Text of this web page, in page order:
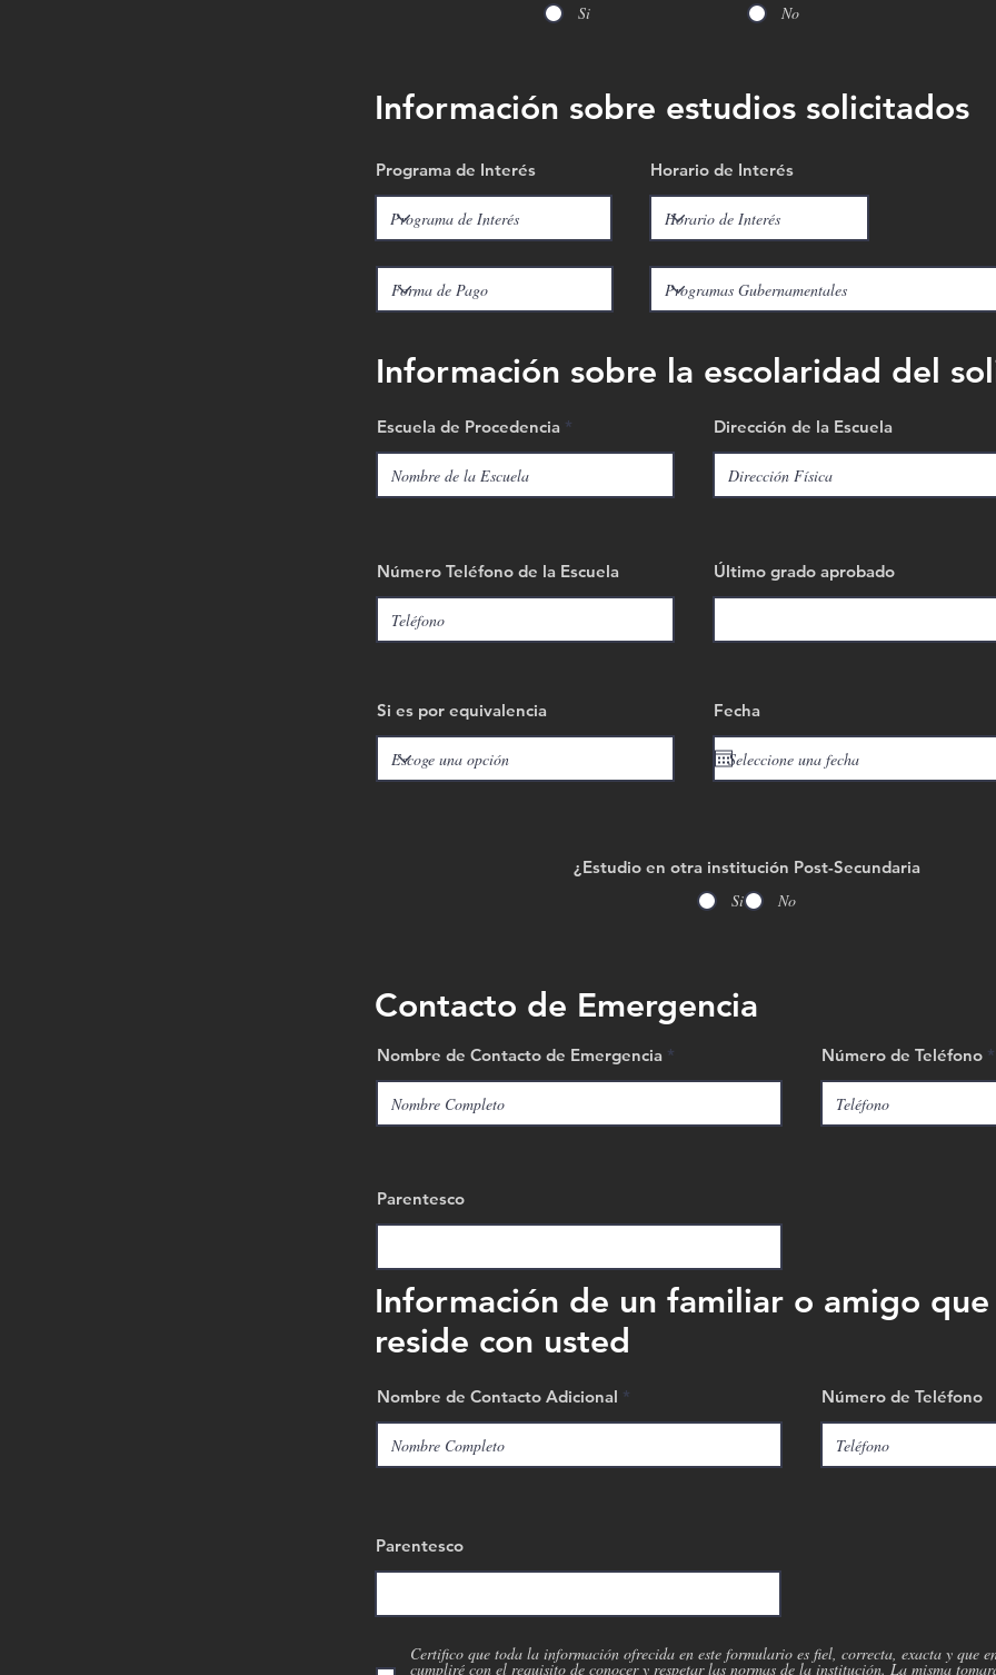
Si
No
Información sobre estudios solicitados
Programa de Interés Horario de Interés
Información sobre la escolaridad del
Escuela de Procedencia Dirección de la Escuela
Número Teléfono de la Escuela Último grado aprobado
Si es por equivalencia Fecha
¿Estudio en otra institución Post-Secundaria
Si
No
Contacto de Emergencia
Nombre de Contacto de Emergencia Número de Teléfono
Parentesco
Información de un familiar o amigo
reside con usted
Nombre de Contacto Adicional Número de Teléfono
Parentesco
Certifico que toda la información ofrecida en este formulario es fiel, correcta, exacta y que
cumpliré con el requisito de conocer y respetar las normas de la institución. La misma